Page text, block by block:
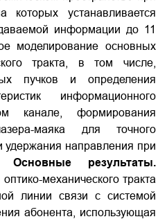
которых устанавливается
информации до 11
моделирование основных
тракта, в том числе,
пучков и определения
информационного
канале, формирования
маяка для точного
удержания направления при
Основные результаты.
механического тракта
линии связи с системой
абонента, использующая